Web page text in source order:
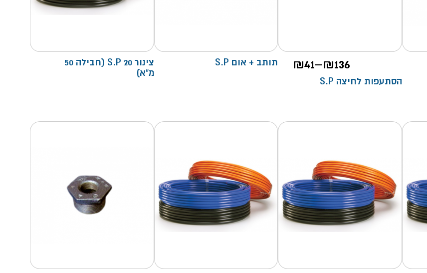
₪41–₪136
טווח
⁦₪136⁩
הסתעפות לחיצה S.P
תותב + אום S.P
צינור S.P 20 (חבילה 50
מ"א)